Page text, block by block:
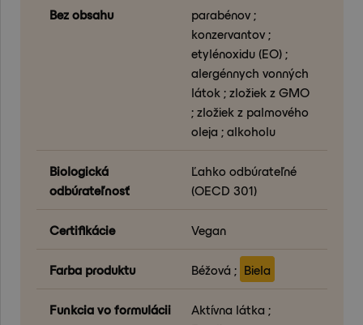
Bez obsahu
parabénov ;
konzervantov ;
etylénoxidu (EO) ;
alergénnych vonných
látok ; zložiek z GMO
; zložiek z palmového
oleja ; alkoholu
Biologická
odbúrateľnosť
Ľahko odbúrateľné
(OECD 301)
Certifikácie Vegan
Farba produktu Béžová ; Biela
Funkcia vo formulácii
Aktívna látka ;